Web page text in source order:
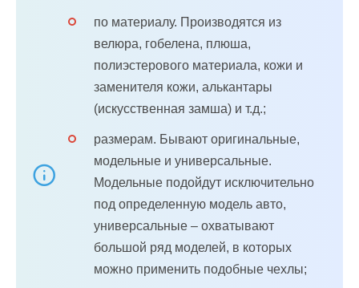
по материалу. Производятся из
велюра, гобелена, плюша,
полиэстерового материала, кожи и
заменителя кожи, алькантары
(искусственная замша) и т.д.;
размерам. Бывают оригинальные,
модельные и универсальные.
Модельные подойдут исключительно
под определенную модель авто,
универсальные – охватывают
большой ряд моделей, в которых
можно применить подобные чехлы;